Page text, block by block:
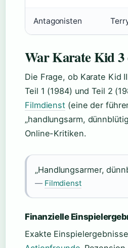
Antagonisten
War Karate Kid 3
Die Frage, ob Karate Kid
Teil 1 (1984) und Teil 2
Filmdienst (eine der
„handlungsarm,
Online-Kritiken.
„Handlungsarmer,
— Filmdienst
Finanzielle
Exakte